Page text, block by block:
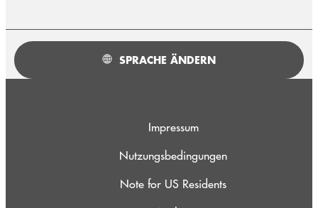
SPRACHE ÄNDERN
Impressum
Nutzungsbedingungen
Note for US Residents